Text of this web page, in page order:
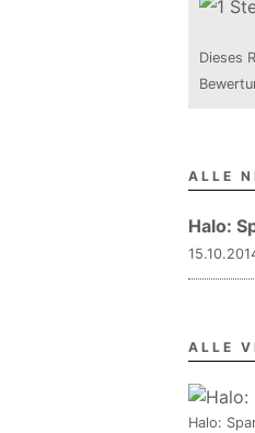
Dieses
ALLE
Halo:
ALLE
Halo: